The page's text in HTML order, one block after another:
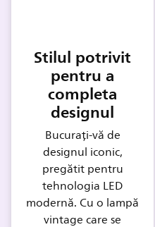
Stilul potrivit
pentru a
completa
designul
Bucurați-vă de
designul iconic,
pregătit pentru
tehnologia LED
modernă. Cu o lampă
vintage care se